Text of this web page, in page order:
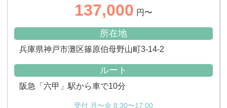
137,000 円〜
所在地
兵庫県神戸市灘区篠原伯母野山町3-14-2
ルート
阪急「六甲」駅から車で10分
受付 月〜金 8:30〜17:00